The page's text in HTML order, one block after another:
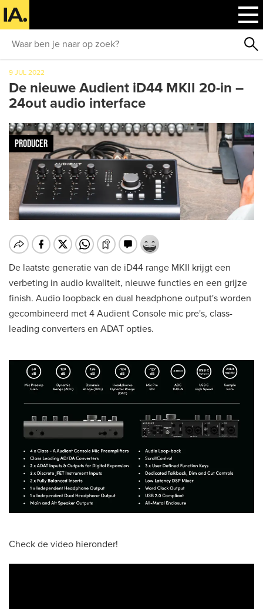
9 JUL 2022
De nieuwe Audient iD44 MKII 20-in –
24out audio interface
PRODUCER
De laatste generatie van de iD44 range MKII krijgt een
verbeting in audio kwaliteit, nieuwe functies en een grijze
finish. Audio loopback en dual headphone output's worden
gecombineerd met 4 Audient Console mic pre's, class-
leading converters en ADAT opties.
Check de video hieronder!